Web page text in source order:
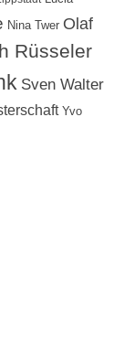
Nina Twer Olaf
Rüsseler
Sven Walter
Yvo